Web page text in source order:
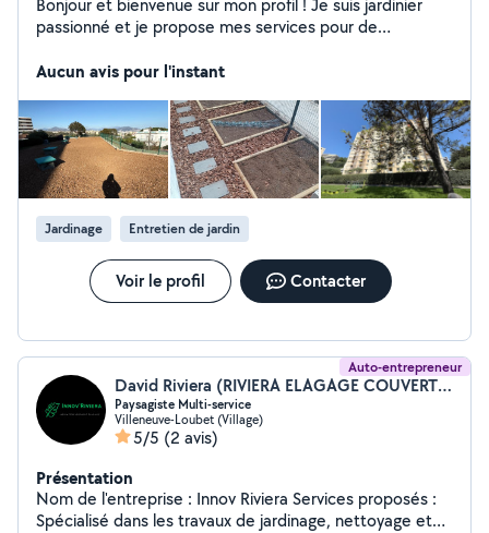
Bonjour et bienvenue sur mon profil ! Je suis jardinier
passionné et je propose mes services pour de
taille d'arbre/arbuste Mais aussi l'aménagement
terrasse/balcon - Arrosage automatique - Gazon - Petite
maçonnerie - Clôture Et bien d'autres travaux paysagers
! N'hésitez pas à me contacter.
Aucun avis pour l'instant
Jardinage Entretien de jardin
Voir le profil Contacter
Auto-entrepreneur
David Riviera (RIVIERA ELAGAGE COUVERTURE)
Paysagiste Multi-service
Villeneuve-Loubet (Village)
5/5 (2 avis)
Présentation
Nom de l'entreprise : Innov Riviera Services proposés :
Spécialisé dans les travaux de jardinage, nettoyage et